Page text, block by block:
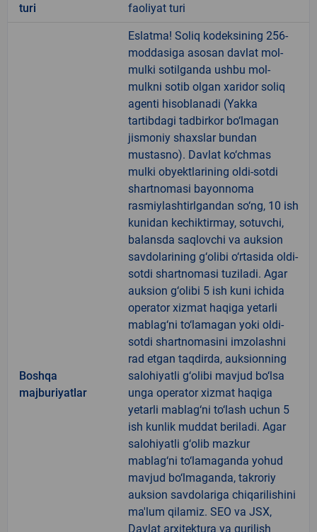
turi
faoliyat turi
Boshqa
majburiyatlar
Eslatma! Soliq kodeksining 256-
moddasiga asosan davlat mol-
mulki sotilganda ushbu mol-
mulkni sotib olgan xaridor soliq
agenti hisoblanadi (Yakka
tartibdagi tadbirkor bo‘lmagan
jismoniy shaxslar bundan
mustasno). Davlat ko‘chmas
mulki obyektlarining oldi-sotdi
shartnomasi bayonnoma
rasmiylashtirlgandan so‘ng, 10 ish
kunidan kechiktirmay, sotuvchi,
balansda saqlovchi va auksion
savdolarining g‘olibi o‘rtasida oldi-
sotdi shartnomasi tuziladi. Agar
auksion g‘olibi 5 ish kuni ichida
operator xizmat haqiga yetarli
mablag‘ni to‘lamagan yoki oldi-
sotdi shartnomasini imzolashni
rad etgan taqdirda, auksionning
salohiyatli g‘olibi mavjud bo‘lsa
unga operator xizmat haqiga
yetarli mablag‘ni to‘lash uchun 5
ish kunlik muddat beriladi. Agar
salohiyatli g‘olib mazkur
mablag‘ni to‘lamaganda yohud
mavjud bo‘lmaganda, takroriy
auksion savdolariga chiqarilishini
ma'lum qilamiz. SEO va JSX,
Davlat arxitektura va qurilish